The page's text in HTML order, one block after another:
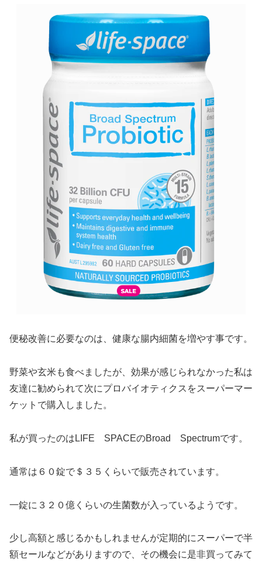
便秘改善に必要なのは、健康な腸内細菌を増やす事です。
野菜や玄米も食べましたが、効果が感じられなかった私は
友達に勧められて次にプロバイオティクスをスーパーマー
ケットで購入しました。
私が買ったのはLIFE SPACEのBroad Spectrumです。
通常は６０錠で＄３５くらいで販売されています。
一錠に３２０億くらいの生菌数が入っているようです。
少し高額と感じるかもしれませんが定期的にスーパーで半
額セールなどがありますので、その機会に是非買ってみて